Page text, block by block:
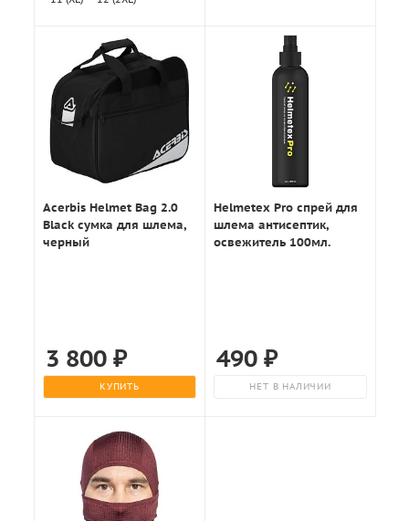
Acerbis Helmet Bag 2.0
Black сумка для шлема,
черный
3 800₽
КУПИТЬ
Helmetex Pro спрей для
шлема антисептик,
освежитель 100мл.
490 ₽
НЕТ В НАЛИЧИИ